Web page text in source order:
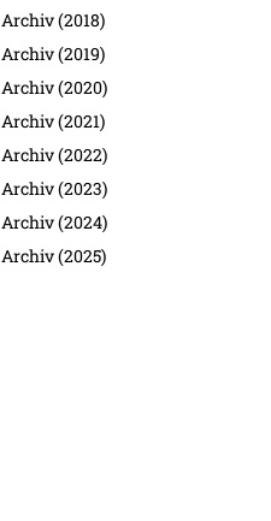
Archiv (2018)
Archiv (2019)
Archiv (2020)
Archiv (2021)
Archiv (2022)
Archiv (2023)
Archiv (2024)
Archiv (2025)